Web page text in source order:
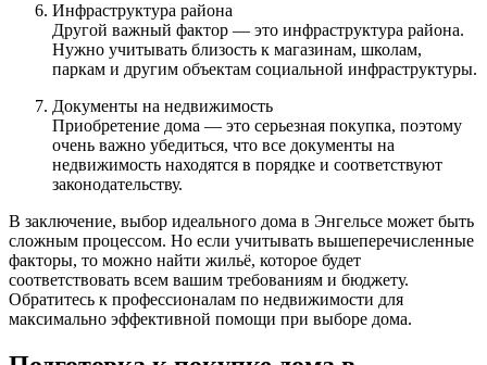
Инфраструктура района
Другой важный фактор — это инфраструктура района.
Нужно учитывать близость к магазинам, школам,
паркам и другим объектам социальной инфраструктуры.
Документы на недвижимость
Приобретение дома — это серьезная покупка, поэтому
очень важно убедиться, что все документы на
недвижимость находятся в порядке и соответствуют
законодательству.
В заключение, выбор идеального дома в Энгельсе может быть
сложным процессом. Но если учитывать вышеперечисленные
факторы, то можно найти жильё, которое будет
соответствовать всем вашим требованиям и бюджету.
Обратитесь к профессионалам по недвижимости для
максимально эффективной помощи при выборе дома.